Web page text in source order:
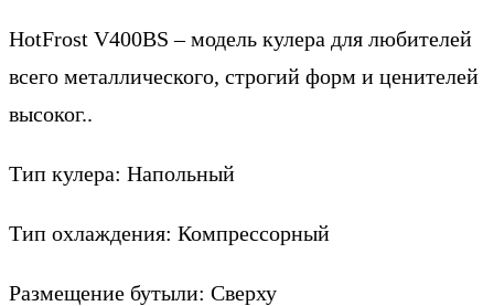
HotFrost V400BS – модель кулера для любителей
всего металлического, строгий форм и ценителей
высоког..
Тип кулера: Напольный
Тип охлаждения: Компрессорный
Размещение бутыли: Сверху